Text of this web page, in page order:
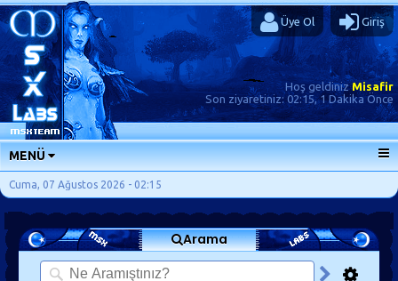
Üye Ol Giriş
Hoş geldinizMisafir
Son ziyaretiniz: 02:15, 1 Dakika Önce
MENÜ
ANA SAYFA
FORUMLAR
SORU-CEVAP
GÜNLÜKLER
Cuma, 07 Ağustos 2026 - 02:15
Arama